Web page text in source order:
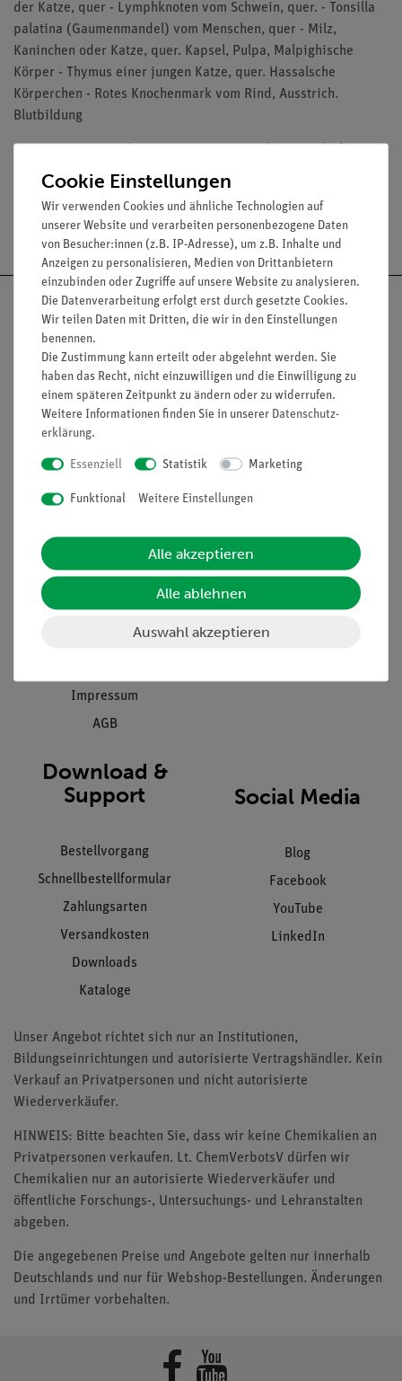
der Katze, quer - Lymphknoten vom Schwein, quer. - Tonsilla
palatina (Gaumenmandel) vom Menschen, quer - Milz,
Kaninchen oder Katze, quer. Kapsel, Pulpa, Malpighische
Körper - Thymus einer jungen Katze, quer. Hassalsche
Körperchen - Rotes Knochenmark vom Rind, Ausstrich.
Blutbildung
Versandkostenfrei ab 300,- €
Nach oben
Informationen
Unternehmen
Kontakt
Hinweisgeberschutz
Impressum
AGB
Übersicht Service
Inventarisierungs- &
Einräumservice
Inbetriebnahme & Schulungen
Kundendienst
Download &
Support
Bestellvorgang
Schnellbestellformular
Zahlungsarten
Versandkosten
Downloads
Kataloge
Social Media
Blog
Facebook
YouTube
LinkedIn
Unser Angebot richtet sich nur an Institutionen,
Bildungseinrichtungen und autorisierte Vertragshändler. Kein
Verkauf an Privatpersonen und nicht autorisierte
Wiederverkäufer.
HINWEIS: Bitte beachten Sie, dass wir keine Chemikalien an
Privatpersonen verkaufen. Lt. ChemVerbotsV dürfen wir
Chemikalien nur an autorisierte Wiederverkäufer und
öffentliche Forschungs-, Untersuchungs- und Lehranstalten
abgeben.
Die angegebenen Preise und Angebote gelten nur innerhalb
Deutschlands und nur für Webshop-Bestellungen. Änderungen
und Irrtümer vorbehalten.
Cookie Einstellungen
Wir verwenden Cookies und ähnliche Technologien auf
unserer Website und verarbeiten personenbezogene Daten
von Besucher:innen (z.B. IP-Adresse), um z.B. Inhalte und
Anzeigen zu personalisieren, Medien von Drittanbietern
einzubinden oder Zugriffe auf unsere Website zu analysieren.
Die Datenverarbeitung erfolgt erst durch gesetzte Cookies.
Wir teilen Daten mit Dritten, die wir in den Einstellungen
benennen.
Die Zustimmung kann erteilt oder abgelehnt werden. Sie
haben das Recht, nicht einzuwilligen und die Einwilligung zu
einem späteren Zeitpunkt zu ändern oder zu widerrufen.
Weitere Informationen finden Sie in unserer Daten­schutz­
erklärung.
Essenziell Statistik Marketing
Funktional Weitere Einstellungen
Alle akzeptieren
Alle ablehnen
Auswahl akzeptieren